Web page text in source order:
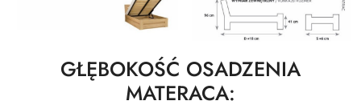
GŁĘBOKOŚĆ OSADZENIA
MATERACA: